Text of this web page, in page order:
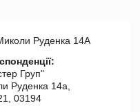
Руденка 14А
Груп"
Руденка 14а,
03194